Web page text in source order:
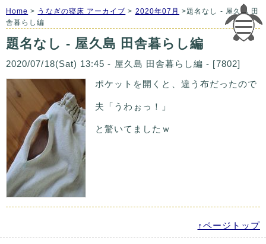
Home > うなぎの寝床 アーカイブ > 2020年07月 >題名なし - 屋久島 田
舎暮らし編
題名なし - 屋久島 田舎暮らし編
2020/07/18(Sat) 13:45 - 屋久島 田舎暮らし編 - [7802]
ポケットを開くと、違う布だったので
夫「うわぉっ！」
と驚いてましたｗ
↑ページトップ